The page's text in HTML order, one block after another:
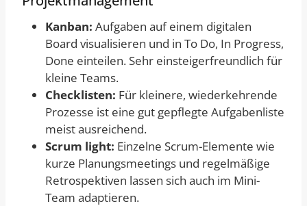
Kanban: Aufgaben auf einem digitalen
Board visualisieren und in To Do, In Progress,
Done einteilen. Sehr einsteigerfreundlich für
kleine Teams.
Checklisten: Für kleinere, wiederkehrende
Prozesse ist eine gut gepflegte Aufgabenliste
meist ausreichend.
Scrum light: Einzelne Scrum-Elemente wie
kurze Planungsmeetings und regelmäßige
Retrospektiven lassen sich auch im Mini-
Team adaptieren.